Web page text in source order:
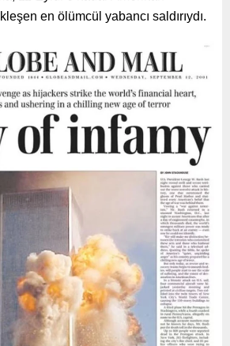
en ölümcül yabancı saldırıydı.